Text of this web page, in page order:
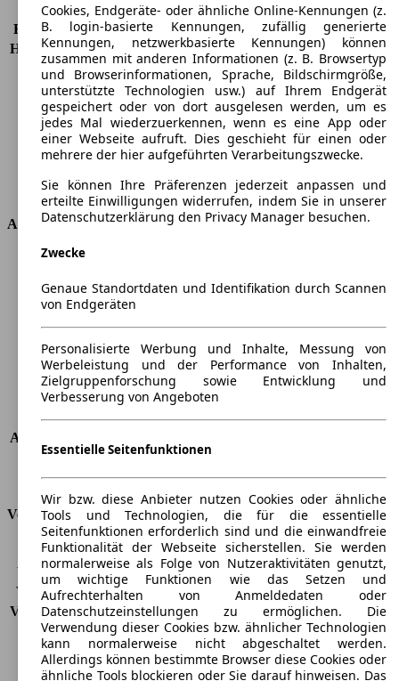
KW (PS)
92 kW (125 PS)
Beschleunigung (0-100 km/h) 10,4s
Höchstgeschwindigkeit (km/h) 198 km/h
Anzahl der Gänge
6
Drehmoment
170 nm
Hubraum
999 ccm
Kraftstoff
Benzin
Zylinder
3
Antriebsart
Vorderradantrieb
Abmessungen
Länge
Höhe
1469 mm
Breite
Max. Zuladung
Türen
5
Sitze
5
Dachlast
-
Anhängelast (ungebremst)
Anhängelast (gebremst)
1000 kg
Kofferraumvolumen
635 - 1653 l
Verbrauch
CO2 Emissionen*
-
Verbrauch (Stadt)
-
Verbrauch (Land)
-
Verbrauch (komb.)* -
Schadstoffklasse
EU6d
Tankinhalt
52 l
Cookies, Endgeräte- oder ähnliche Online-Kennungen (z.
B. login-basierte Kennungen, zufällig generierte
Kennungen, netzwerkbasierte Kennungen) können
zusammen mit anderen Informationen (z. B. Browsertyp
und Browserinformationen, Sprache, Bildschirmgröße,
unterstützte Technologien usw.) auf Ihrem Endgerät
gespeichert oder von dort ausgelesen werden, um es
jedes Mal wiederzuerkennen, wenn es eine App oder
einer Webseite aufruft. Dies geschieht für einen oder
mehrere der hier aufgeführten Verarbeitungszwecke.
Sie können Ihre Präferenzen jederzeit anpassen und
erteilte Einwilligungen widerrufen, indem Sie in unserer
Datenschutzerklärung den Privacy Manager besuchen.
Zwecke
Genaue Standortdaten und Identifikation durch Scannen
von Endgeräten
Personalisierte Werbung und Inhalte, Messung von
Werbeleistung und der Performance von Inhalten,
Zielgruppenforschung sowie Entwicklung und
Verbesserung von Angeboten
Essentielle Seitenfunktionen
Wir bzw. diese Anbieter nutzen Cookies oder ähnliche
Tools und Technologien, die für die essentielle
Seitenfunktionen erforderlich sind und die einwandfreie
Funktionalität der Webseite sicherstellen. Sie werden
normalerweise als Folge von Nutzeraktivitäten genutzt,
um wichtige Funktionen wie das Setzen und
Aufrechterhalten von Anmeldedaten oder
Datenschutzeinstellungen zu ermöglichen. Die
Verwendung dieser Cookies bzw. ähnlicher Technologien
kann normalerweise nicht abgeschaltet werden.
Allerdings können bestimmte Browser diese Cookies oder
ähnliche Tools blockieren oder Sie darauf hinweisen. Das